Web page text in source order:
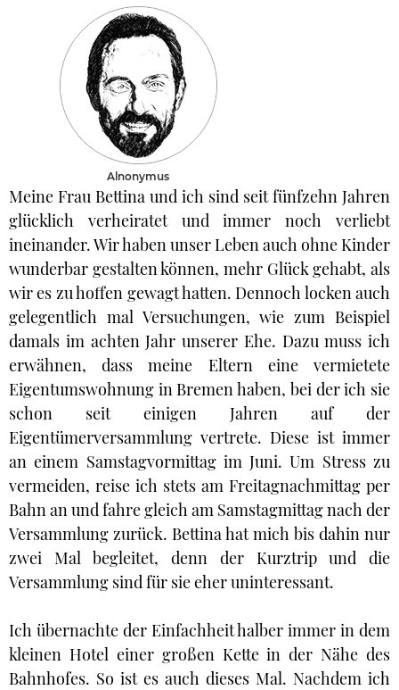
Alnonymus
Meine Frau Bettina und ich sind seit fünfzehn Jahren
glücklich verheiratet und immer noch verliebt
ineinander. Wir haben unser Leben auch ohne Kinder
wunderbar gestalten können, mehr Glück gehabt, als
wir es zu hoffen gewagt hatten. Dennoch locken auch
gelegentlich mal Versuchungen, wie zum Beispiel
damals im achten Jahr unserer Ehe. Dazu muss ich
erwähnen, dass meine Eltern eine vermietete
Eigentumswohnung in Bremen haben, bei der ich sie
schon seit einigen Jahren auf der
Eigentümerversammlung vertrete. Diese ist immer
an einem Samstagvormittag im Juni. Um Stress zu
vermeiden, reise ich stets am Freitagnachmittag per
Bahn an und fahre gleich am Samstagmittag nach der
Versammlung zurück. Bettina hat mich bis dahin nur
zwei Mal begleitet, denn der Kurztrip und die
Versammlung sind für sie eher uninteressant.
Ich übernachte der Einfachheit halber immer in dem
kleinen Hotel einer großen Kette in der Nähe des
Bahnhofes. So ist es auch dieses Mal. Nachdem ich